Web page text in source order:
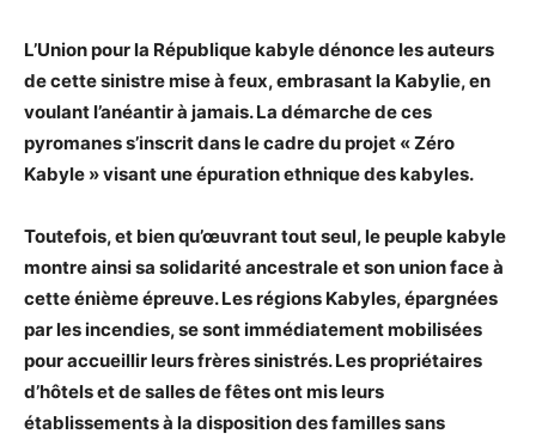
L’Union pour la République kabyle dénonce les auteurs
de cette sinistre mise à feux, embrasant la Kabylie, en
voulant l’anéantir à jamais. La démarche de ces
pyromanes s’inscrit dans le cadre du projet « Zéro
Kabyle » visant une épuration ethnique des kabyles.
Toutefois, et bien qu’œuvrant tout seul, le peuple kabyle
montre ainsi sa solidarité ancestrale et son union face à
cette énième épreuve. Les régions Kabyles, épargnées
par les incendies, se sont immédiatement mobilisées
pour accueillir leurs frères sinistrés. Les propriétaires
d’hôtels et de salles de fêtes ont mis leurs
établissements à la disposition des familles sans